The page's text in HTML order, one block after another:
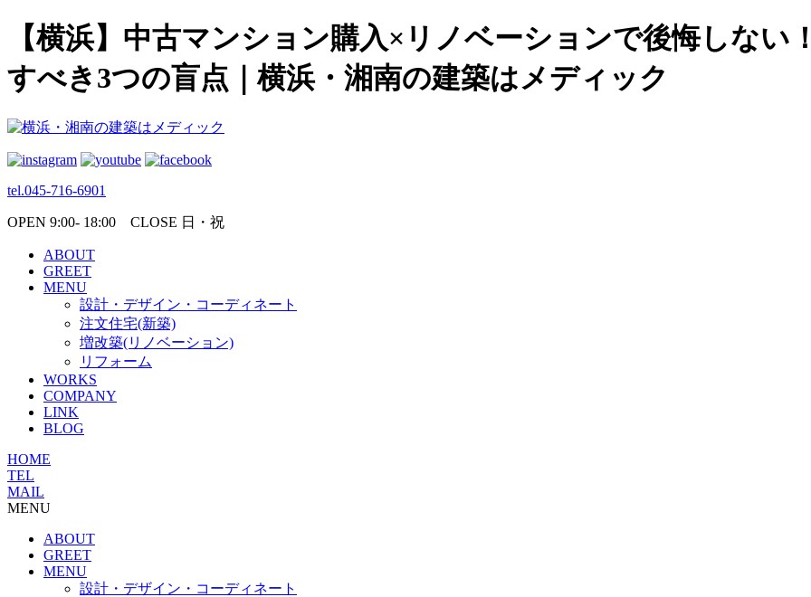
【横浜】中古マンション購入×リノベーションで後悔しない
すべき3つの盲点｜横浜・湘南の建築はメディック
tel.045-716-6901
OPEN 9:00- 18:00 CLOSE 日・祝
ABOUT
GREET
MENU
設計・デザイン・コーディネート
注文住宅(新築)
増改築(リノベーション)
リフォーム
WORKS
COMPANY
LINK
BLOG
HOME
TEL
MAIL
MENU
ABOUT
GREET
MENU
設計・デザイン・コーディネート